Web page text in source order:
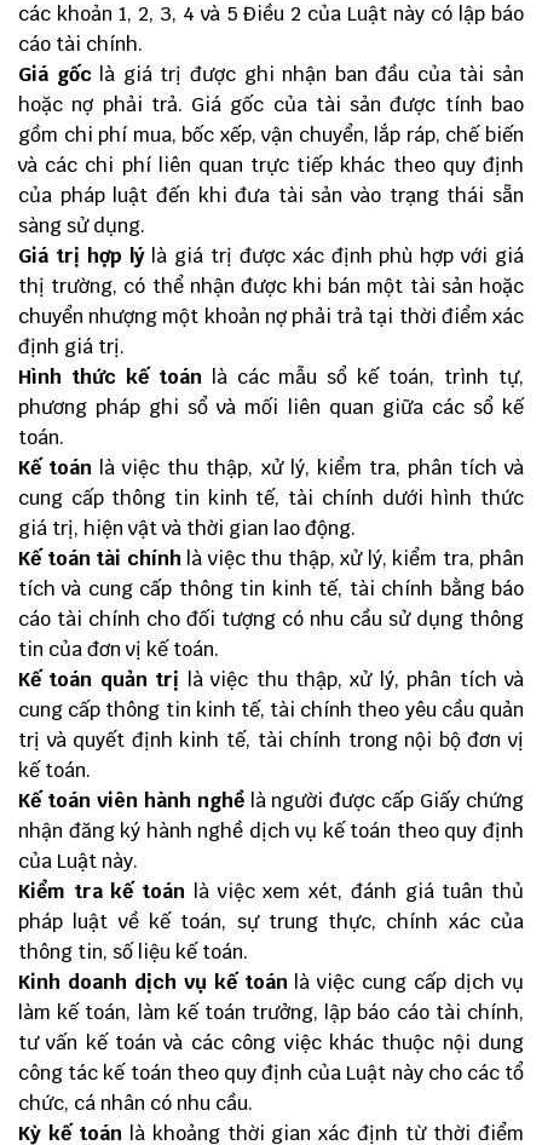
các khoản 1, 2, 3, 4 và 5 Điều 2 của Luật này có lập báo
cáo tài chính.
Giá gốclà giá trị được ghi nhận ban đầu của tài sản
hoặc nợ phải trả. Giá gốc của tài sản được tính bao
gồm chi phí mua, bốc xếp, vận chuyển, lắp ráp, chế biến
và các chi phí liên quan trực tiếp khác theo quy định
của pháp luật đến khi đưa tài sản vào trạng thái sẵn
sàng sử dụng.
Giá trị hợp lýlà giá trị được xác định phù hợp với giá
thị trường, có thể nhận được khi bán một tài sản hoặc
chuyển nhượng một khoản nợ phải trả tại thời điểm xác
định giá trị.
Hình thức kế toánlà các mẫu sổ kế toán, trình tự,
phương pháp ghi sổ và mối liên quan giữa các sổ kế
toán.
Kế toán là việc thu thập, xử lý, kiểm tra, phân tích và
cung cấp thông tin kinh tế, tài chính dưới hình thức
giá trị, hiện vật và thời gian lao động.
Kế toán tài chính là việc thu thập, xử lý, kiểm tra, phân
tích và cung cấp thông tin kinh tế, tài chính bằng báo
cáo tài chính cho đối tượng có nhu cầu sử dụng thông
tin của đơn vị kế toán.
Kế toán quản trị là việc thu thập, xử lý, phân tích và
cung cấp thông tin kinh tế, tài chính theo yêu cầu quản
trị và quyết định kinh tế, tài chính trong nội bộ đơn vị
kế toán.
Kế toán viên hành nghềlà người được cấp Giấy chứng
nhận đăng ký hành nghề dịch vụ kế toán theo quy định
của Luật này.
Kiểm tra kế toán là việc xem xét, đánh giá tuân thủ
pháp luật về kế toán, sự trung thực, chính xác của
thông tin, số liệu kế toán.
Kinh doanh dịch vụ kế toánlà việc cung cấp dịch vụ
làm kế toán, làm kế toán trưởng, lập báo cáo tài chính,
tư vấn kế toán và các công việc khác thuộc nội dung
công tác kế toán theo quy định của Luật này cho các tổ
chức, cá nhân có nhu cầu.
Kỳ kế toánlà khoảng thời gian xác định từ thời điểm